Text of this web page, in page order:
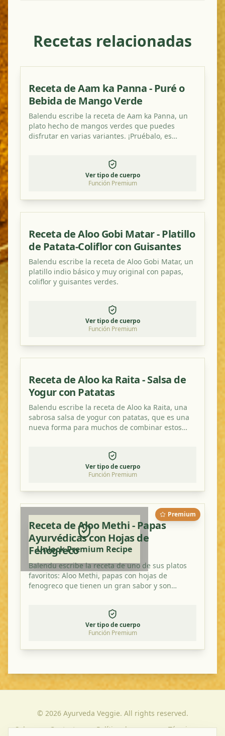
Recetas relacionadas
Receta de Aam ka Panna - Puré o
Bebida de Mango Verde
Balendu escribe la receta de Aam ka Panna, un
plato hecho de mangos verdes que puedes
disfrutar en varias variantes. ¡Pruébalo, es
Ver tipo de cuerpo
Función Premium
Receta de Aloo Gobi Matar - Platillo
de Patata-Coliflor con Guisantes
Balendu escribe la receta de Aloo Gobi Matar, un
platillo indio básico y muy original con papas,
coliflor y guisantes verdes.
Ver tipo de cuerpo
Función Premium
Receta de Aloo ka Raita - Salsa de
Yogur con Patatas
Balendu escribe la receta de Aloo ka Raita, una
sabrosa salsa de yogur con patatas, que es una
nueva forma para muchos de combinar estos
Ver tipo de cuerpo
Función Premium
Premium
Unlock Premium Recipe
Receta de Aloo Methi - Papas
Ayurvédicas con Hojas de
Fenogreco
Balendu escribe la receta de uno de sus platos
favoritos: Aloo Methi, papas con hojas de
fenogreco que tienen un gran sabor y son
Ver tipo de cuerpo
Función Premium
© 2026Ayurveda Veggie. All rights reserved.
Sobre
Contacto
Política de
Términos y